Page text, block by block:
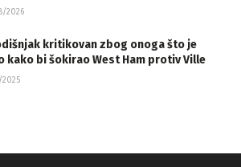
2026
kritikovan zbog onoga što je
kako bi šokirao West Ham protiv Ville
2025